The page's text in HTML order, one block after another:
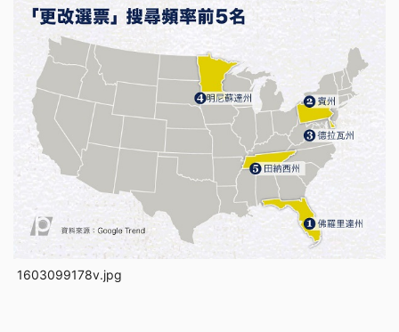
1603099178v.jpg